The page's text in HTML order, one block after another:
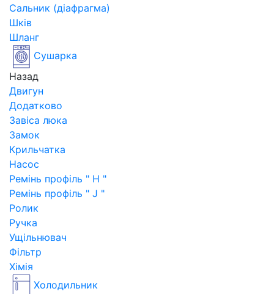
Сальник (діафрагма)
Шків
Шланг
Сушарка
Назад
Двигун
Додатково
Завіса люка
Замок
Крильчатка
Насос
Ремінь профіль " H "
Ремінь профіль " J "
Ролик
Ручка
Ущільнювач
Фільтр
Хімія
Холодильник